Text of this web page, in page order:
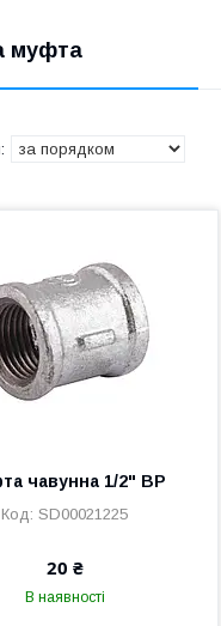
муфта
чавунна 1/2" ВР
SD00021225
20 ₴
В наявності